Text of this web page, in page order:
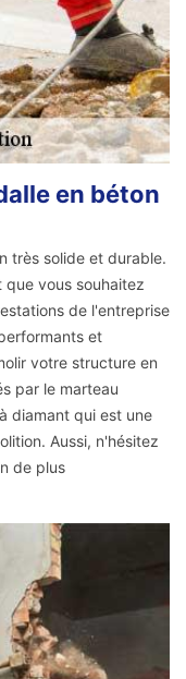
en béton
très solide et durable.
que vous souhaitez
de l'entreprise
et
votre structure en
par le marteau
diamant qui est une
Aussi, n'hésitez
de plus